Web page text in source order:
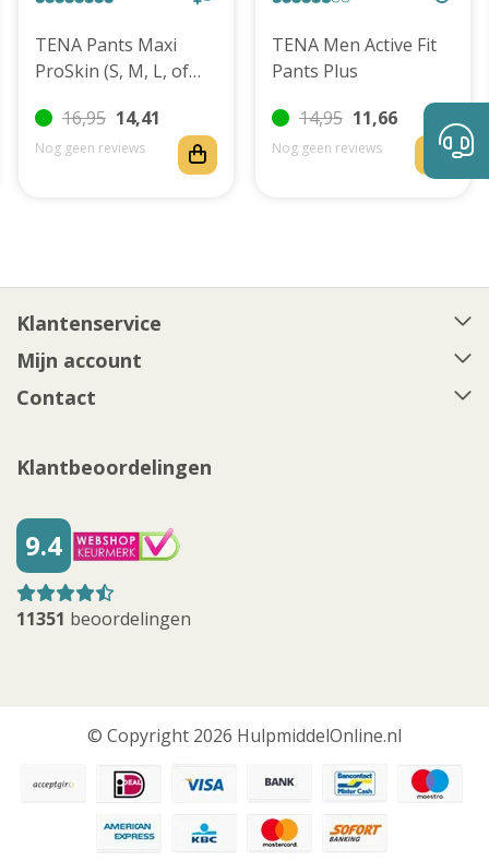
TENA Pants Maxi
ProSkin (S, M, L, of
16,95 14,41
Nog geen reviews
TENA Men Active Fit
Pants Plus
14,95 11,66
Nog geen reviews
Klantenservice
Mijn account
Contact
Klantbeoordelingen
9.4
11351 beoordelingen
© Copyright 2026 HulpmiddelOnline.nl